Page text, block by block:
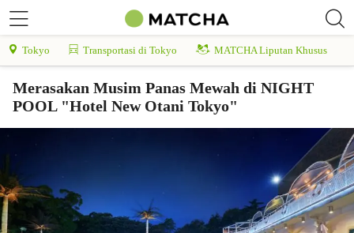
Tokyo Transportasi di Tokyo MATCHA Liputan Khusus
Merasakan Musim Panas Mewah di NIGHT
POOL "Hotel New Otani Tokyo"